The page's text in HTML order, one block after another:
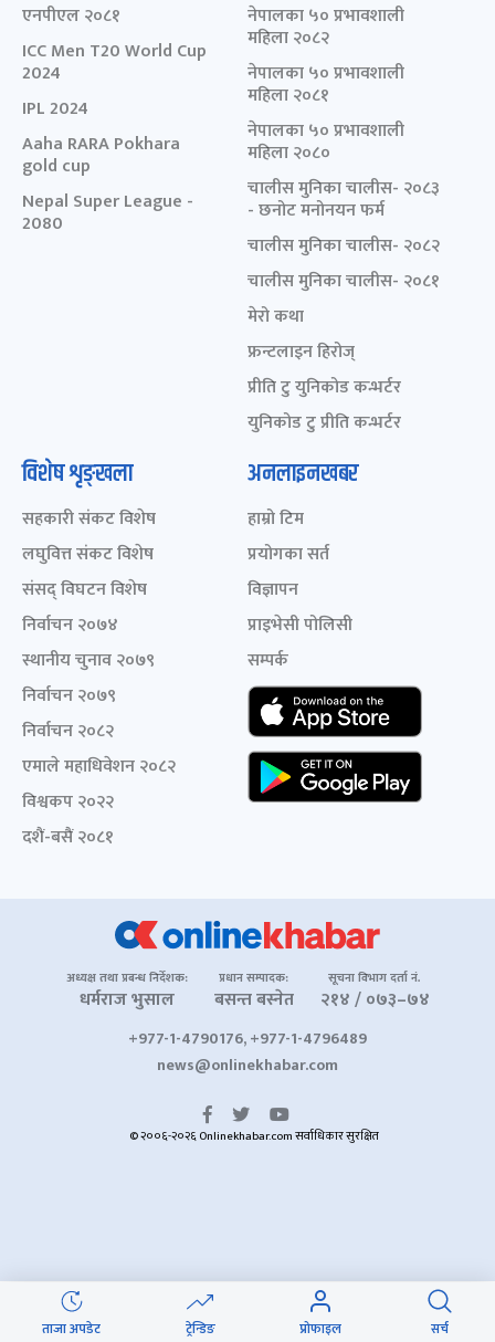
ताजा अपडेट ट्रेन्डिङ प्रोफाइल सर्च
एनपीएल २०८१
ICC Men T20 World Cup
2024
IPL 2024
Aaha RARA Pokhara
gold cup
Nepal Super League -
2080
नेपालका ५० प्रभावशाली
महिला २०८२
नेपालका ५० प्रभावशाली
महिला २०८१
नेपालका ५० प्रभावशाली
महिला २०८०
चालीस मुनिका चालीस- २०८३
- छनोट मनोनयन फर्म
चालीस मुनिका चालीस- २०८२
चालीस मुनिका चालीस- २०८१
मेरो कथा
फ्रन्टलाइन हिरोज्
प्रीति टु युनिकोड कन्भर्टर
युनिकोड टु प्रीति कन्भर्टर
विशेष शृङ्खला
सहकारी संकट विशेष
लघुवित्त संकट विशेष
संसद् विघटन विशेष
निर्वाचन २०७४
स्थानीय चुनाव २०७९
निर्वाचन २०७९
निर्वाचन २०८२
एमाले महाधिवेशन २०८२
विश्वकप २०२२
दशैं-बसैं २०८१
अनलाइनखबर
हाम्रो टिम
प्रयोगका सर्त
विज्ञापन
प्राइभेसी पोलिसी
सम्पर्क
अध्यक्ष तथा प्रबन्ध निर्देशक:
धर्मराज भुसाल
प्रधान सम्पादक:
बसन्त बस्नेत
सूचना विभाग दर्ता नं.
२१४ / ०७३–७४
+977-1-4790176, +977-1-4796489
news@onlinekhabar.com
© २००६-२०२६ Onlinekhabar.com सर्वाधिकार सुरक्षित